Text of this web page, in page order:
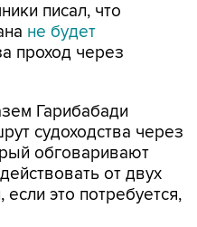
писал, что
не будет
проход через
Гарибабади
судоходства через
обговаривают
от двух
это потребуется,